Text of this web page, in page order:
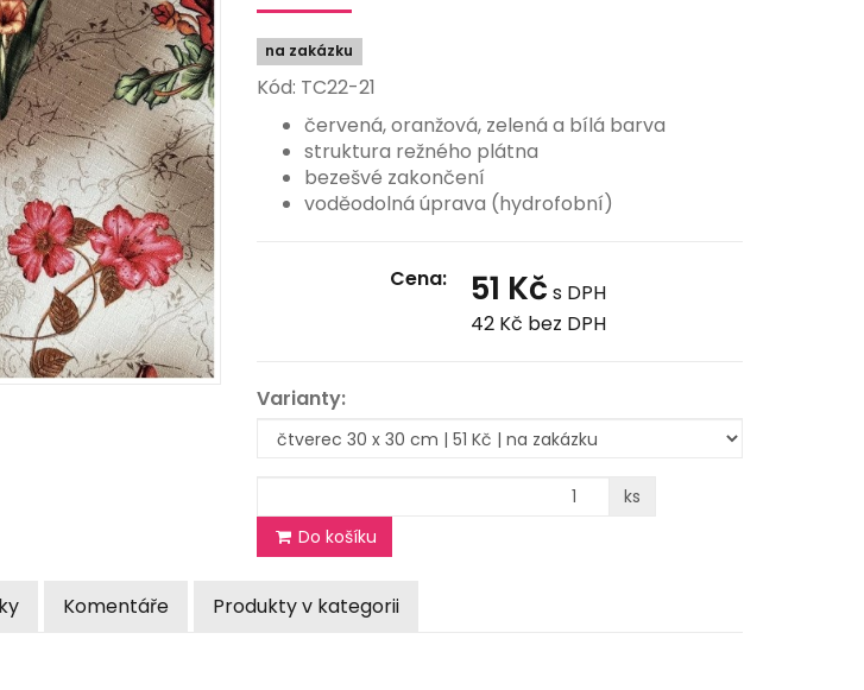
na zakázku
Kód: TC22-21
červená, oranžová, zelená a bílá barva
struktura režného plátna
bezešvé zakončení
voděodolná úprava (hydrofobní)
Cena: 51 Kč s DPH
42 Kč bez DPH
Varianty:
ks
Do košíku
Komentáře Produkty v kategorii